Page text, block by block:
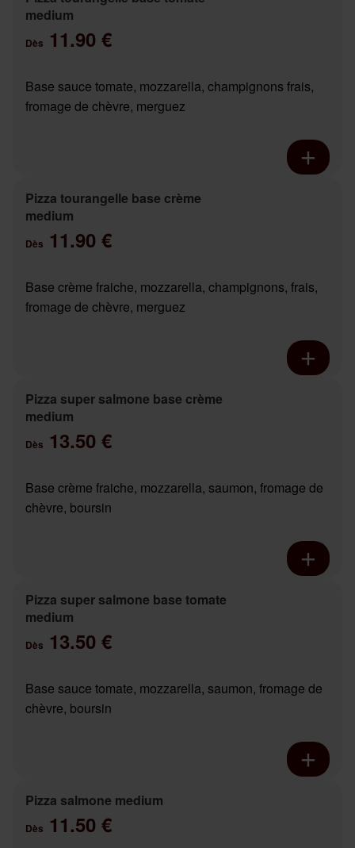
medium
Dès 11.90 €
Base sauce tomate, mozzarella, champignons frais,
fromage de chèvre, merguez
Pizza tourangelle base crème
medium
Dès 11.90 €
Base crème fraiche, mozzarella, champignons, frais,
fromage de chèvre, merguez
Pizza super salmone base crème
medium
Dès 13.50 €
Base crème fraiche, mozzarella, saumon, fromage de
chèvre, boursin
Pizza super salmone base tomate
medium
Dès 13.50 €
Base sauce tomate, mozzarella, saumon, fromage de
chèvre, boursin
Pizza salmone medium
Dès 11.50 €